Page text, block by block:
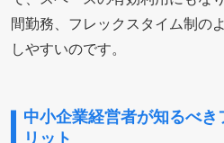
間勤務、フレックスタイム制の
しやすいのです。
中小企業経営者が知るべき
リット